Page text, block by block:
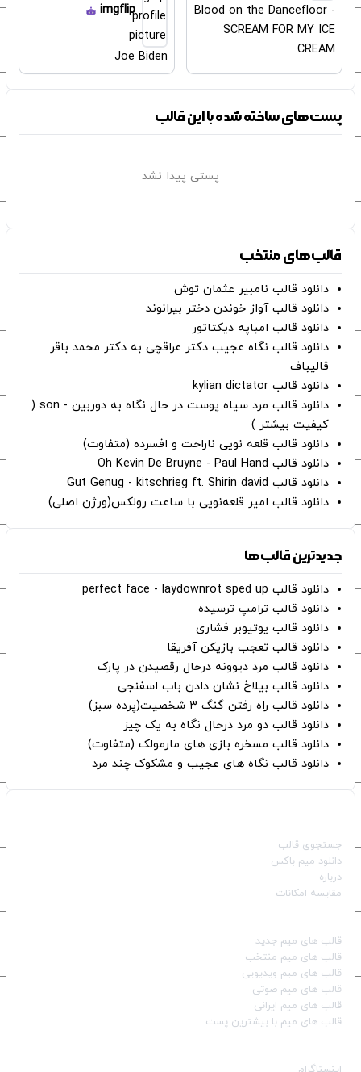
Blood on the Dancefloor -
SCREAM FOR MY ICE
CREAM
imgflip
Joe Biden
پست‌های ساخته شده با این قالب
پستی پیدا نشد
قالب‌های منتخب
دانلود قالب نامبیر عثمان ‌توش
دانلود قالب آواز خوندن دختر بیرانوند
دانلود قالب امباپه دیکتاتور
دانلود قالب نگاه عجیب دکتر عراقچی به دکتر محمد باقر
قالیباف
دانلود قالب kylian dictator
دانلود قالب مرد سیاه پوست در حال نگاه به دوربین - son (
کیفیت بیشتر )
دانلود قالب قلعه نویی ناراحت و افسرده (متفاوت)
دانلود قالب Oh Kevin De Bruyne - Paul Hand
دانلود قالب Gut Genug - kitschrieg ft. Shirin david
دانلود قالب امیر قلعه‌نویی با ساعت رولکس(ورژن اصلی)
جدیدترین قالب‌ها
دانلود قالب perfect face - laydownrot sped up
دانلود قالب ترامپ ترسیده
دانلود قالب یوتیوبر فشاری
دانلود قالب تعجب بازیکن آفریقا
دانلود قالب مرد دیوونه درحال رقصیدن در پارک
دانلود قالب بیلاخ نشان دادن باب اسفنجی
دانلود قالب راه رفتن گنگ ۳ شخصیت(پرده سبز)
دانلود قالب دو مرد درحال نگاه به یک چیز
دانلود قالب مسخره بازی های مارمولک (متفاوت)
دانلود قالب نگاه های عجیب و مشکوک چند مرد
جستجوی قالب
دانلود میم باکس
درباره
مقایسه امکانات
قالب‌ های میم جدید
قالب‌ های میم منتخب
قالب‌ های میم ویدیویی
قالب‌ های میم صوتی
قالب‌ های میم ایرانی
قالب‌ های میم با بیشترین پست